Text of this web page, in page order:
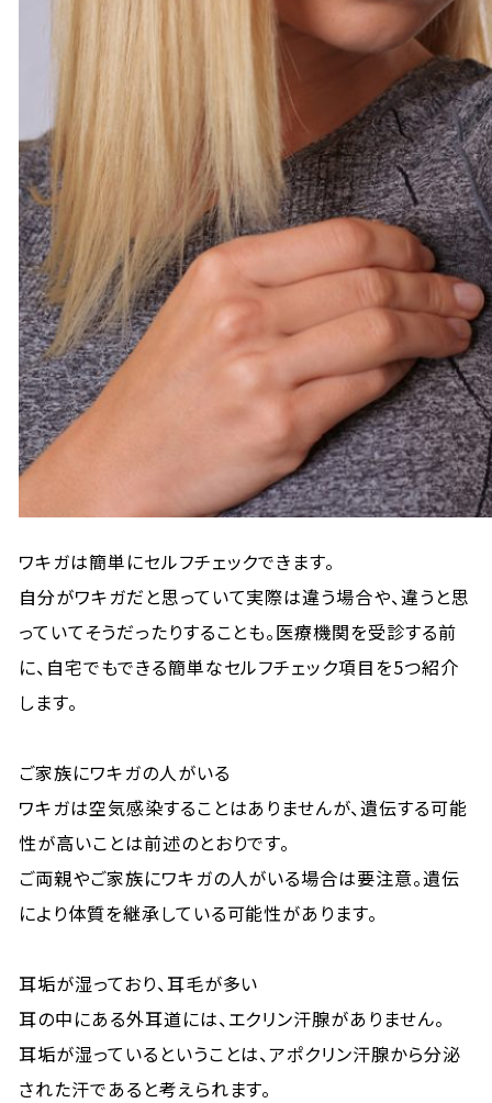
ワキガは簡単にセルフチェックできます。
自分がワキガだと思っていて実際は違う場合や、違うと思
っていてそうだったりすることも。医療機関を受診する前
に、自宅でもできる簡単なセルフチェック項目を5つ紹介
します。
ご家族にワキガの人がいる
ワキガは空気感染することはありませんが、遺伝する可能
性が高いことは前述のとおりです。
ご両親やご家族にワキガの人がいる場合は要注意。遺伝
により体質を継承している可能性があります。
耳垢が湿っており、耳毛が多い
耳の中にある外耳道には、エクリン汗腺がありません。
耳垢が湿っているということは、アポクリン汗腺から分泌
された汗であると考えられます。